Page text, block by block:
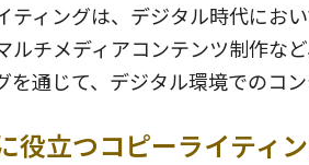
ティングは、デジタル時代にお
ルチメディアコンテンツ制作な
を通じて、デジタル環境でのコ
役立つコピーライティ